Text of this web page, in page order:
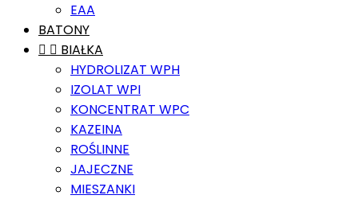
EAA
BATONY
  BIAŁKA
HYDROLIZAT WPH
IZOLAT WPI
KONCENTRAT WPC
KAZEINA
ROŚLINNE
JAJECZNE
MIESZANKI